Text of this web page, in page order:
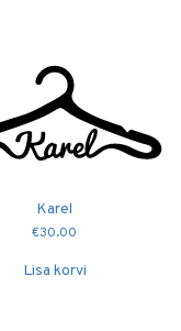
Karel
€30.00
Lisa korvi